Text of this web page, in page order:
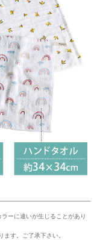
ーに違いが生じることがあり
す。ご了承下さい。